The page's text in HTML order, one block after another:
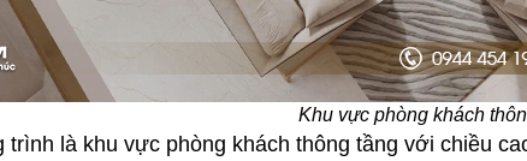
Khu vực phòng khách
trình là khu vực phòng khách thông tầng với chiều